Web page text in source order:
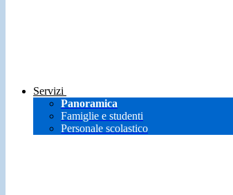
Servizi
Panoramica
Famiglie e studenti
Personale scolastico